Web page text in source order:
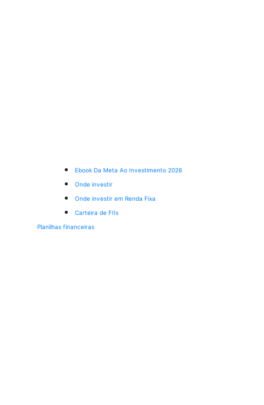
Ebook Da Meta Ao Investimento 2026
Onde investir
Onde investir em Renda Fixa
Carteira de FIIs
Planilhas financeiras